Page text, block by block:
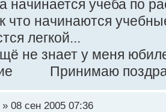
начинается учеба по
что начинаются
легкой...
не знает у меня
Принимаю
» 08 сен 2005 07:36